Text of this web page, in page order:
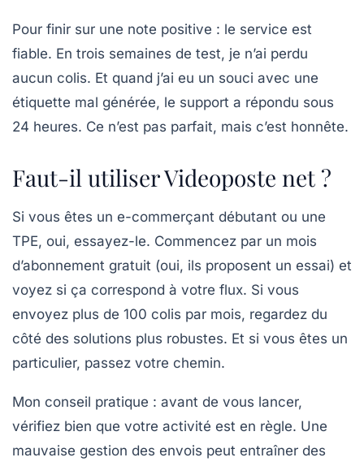
Pour finir sur une note positive : le service est
fiable. En trois semaines de test, je n’ai perdu
aucun colis. Et quand j’ai eu un souci avec une
étiquette mal générée, le support a répondu sous
24 heures. Ce n’est pas parfait, mais c’est honnête.
Faut-il utiliser Videoposte net ?
Si vous êtes un e-commerçant débutant ou une
TPE, oui, essayez-le. Commencez par un mois
d’abonnement gratuit (oui, ils proposent un essai) et
voyez si ça correspond à votre flux. Si vous
envoyez plus de 100 colis par mois, regardez du
côté des solutions plus robustes. Et si vous êtes un
particulier, passez votre chemin.
Mon conseil pratique : avant de vous lancer,
vérifiez bien que votre activité est en règle. Une
mauvaise gestion des envois peut entraîner des